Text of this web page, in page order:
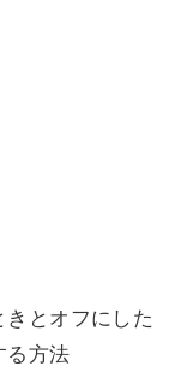
とオフにした
る方法